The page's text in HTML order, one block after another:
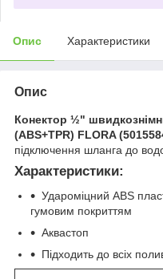
Опис Характеристики
Опис
Конектор ½"
(ABS+TPR) FLORA
підключення шланга до
Характеристики:
Удароміцний ABS
гумовим покриттям
Аквастоп
Підходить до всіх